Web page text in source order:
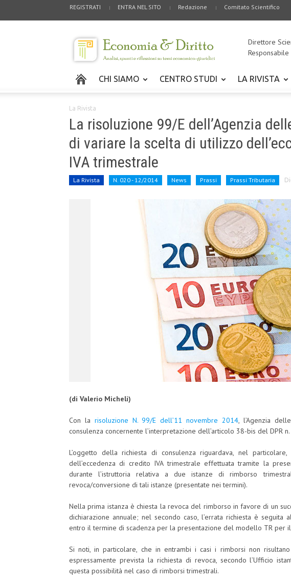
REGISTRATI ENTRA NEL SITO Redazione Comitato Scientifico
Direttore
CHI SIAMO CENTRO STUDI LA RIVISTA
La Rivista
La risoluzione 99/E dell’Agenzia
di variare la scelta di utilizzo
IVA trimestrale
La Rivista N. 020 - 12/2014 News Prassi Prassi Tributaria
(di Valerio Micheli)
Con la risoluzione N. 99/E dell’11 novembre 2014, l’Agenzia
consulenza concernente l’interpretazione dell’articolo 38-bis del DPR
L’oggetto della richiesta di consulenza riguardava, nel
dell’eccedenza di credito IVA trimestrale effettuata tramite la
durante l’istruttoria relativa a due istanze di rimborso
revoca/conversione di tali istanze (presentate nei termini).
Nella prima istanza è chiesta la revoca del rimborso in favore di un
dichiarazione annuale; nel secondo caso, l’errata richiesta è seguita
entro il termine di scadenza per la presentazione del modello TR per
Si noti, in particolare, che in entrambi i casi i rimborsi non
espressamente prevista la richiesta di revoca, secondo l’Ufficio
questa possibilità nel caso di rimborsi trimestrali.